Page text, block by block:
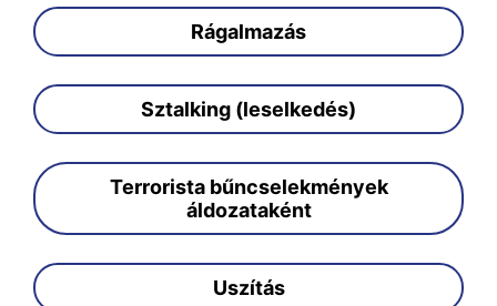
Rágalmazás
Sztalking (leselkedés)
Terrorista bűncselekmények
áldozataként
Uszítás